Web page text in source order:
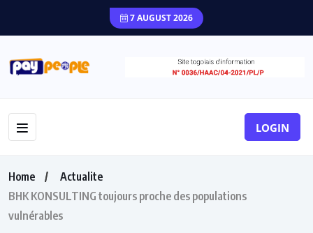
7 AUGUST 2026
LOGIN
Home
Actualite
BHK KONSULTING toujours proche des populations
vulnérables